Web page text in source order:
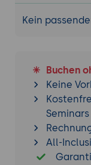
Tools wie
Kein
Buchen
Keine
Seminars
All-